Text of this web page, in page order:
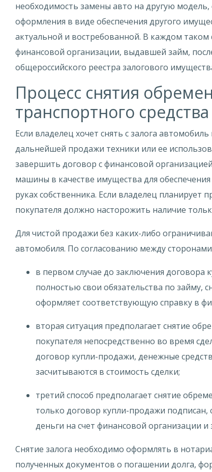
необходимость замены авто на другую
оформления в виде обеспечения другого
актуальной и востребованной. В каждом таком
финансовой организации, выдавшей займ,
общероссийского реестра залогового
Процесс снятия
транспортного средства
Если владелец хочет снять с залога
дальнейшей продажи техники или ее
завершить договор с финансовой
машины в качестве имущества для
руках собственника. Если владелец планирует
покупателя должно насторожить наличие
Для чистой продажи без каких-либо
автомобиля. По согласованию между
в первом случае до заключения договора
полностью свои обязательства по займу,
оформляет соответствующую справку в
вторая ситуация предполагает снятие
покупателя непосредственно во время
договор купли-продажи, денежные
засчитываются в стоимость сделки;
третий способ предполагает снятие
только договор купли-продажи
деньги на счет финансовой организации
Снятие залога необходимо оформлять в
полученных документов о погашении долга,